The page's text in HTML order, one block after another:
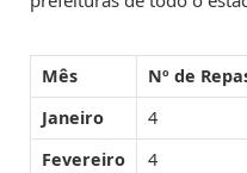
Mês Nº de
Janeiro
4
Fevereiro
4